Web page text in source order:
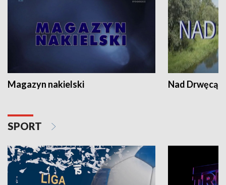
Magazyn nakielski Nad Drwęcą
SPORT